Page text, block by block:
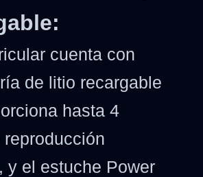
cuenta con
de litio recargable
hasta 4
reproducción
y el estuche Power